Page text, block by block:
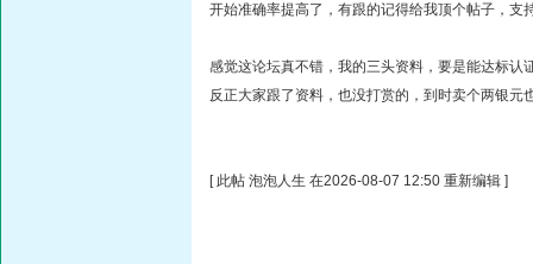
开始准确率提高了，有跟的记得给我顶个帖子，支
感觉这论坛真不错，我的三头资料，要是能达标认
反正大家跟了资料，也没打赏的，到时卖个两银元
[ 此帖 泡泡人生 在2026-08-07 12:50 重新编辑 ]